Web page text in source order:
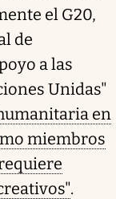
el G20,
de
a las
Unidas"
en
miembros
.